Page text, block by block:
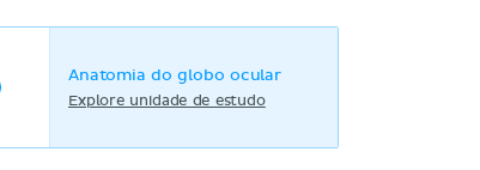
Anatomia do globo ocular
Explore unidade de estudo